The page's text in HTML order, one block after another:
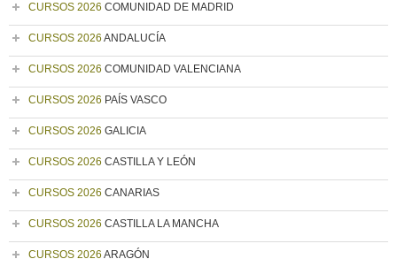
CURSOS 2026 COMUNIDAD DE MADRID
CURSOS 2026 ANDALUCÍA
CURSOS 2026 COMUNIDAD VALENCIANA
CURSOS 2026 PAÍS VASCO
CURSOS 2026 GALICIA
CURSOS 2026 CASTILLA Y LEÓN
CURSOS 2026 CANARIAS
CURSOS 2026 CASTILLA LA MANCHA
CURSOS 2026 ARAGÓN